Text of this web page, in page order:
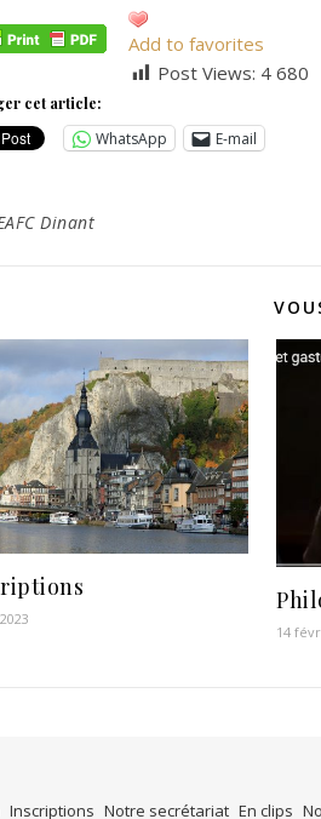
Add to favorites
Post Views: 4 680
cet article:
WhatsApp E-mail
Dinant
14
Inscriptions Notre secrétariat En clips